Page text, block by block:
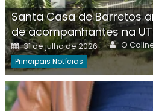
Santa Casa de Barretos
de acompanhantes na
Posted
on
31 de julho de 2026 Author
O
Principais Notícias